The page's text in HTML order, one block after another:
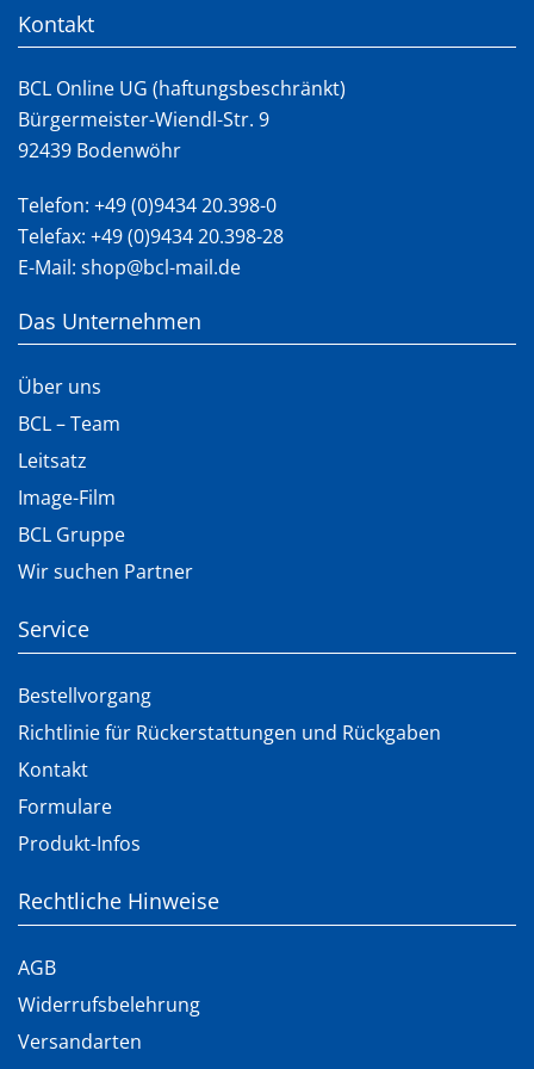
Kontakt
BCL Online UG (haftungsbeschränkt)
Bürgermeister-Wiendl-Str. 9
92439 Bodenwöhr
Telefon: +49 (0)9434 20.398-0
Telefax: +49 (0)9434 20.398-28
E-Mail: shop@bcl-mail.de
Das Unternehmen
Über uns
BCL – Team
Leitsatz
Image-Film
BCL Gruppe
Wir suchen Partner
Service
Bestellvorgang
Richtlinie für Rückerstattungen und Rückgaben
Kontakt
Formulare
Produkt-Infos
Rechtliche Hinweise
AGB
Widerrufsbelehrung
Versandarten